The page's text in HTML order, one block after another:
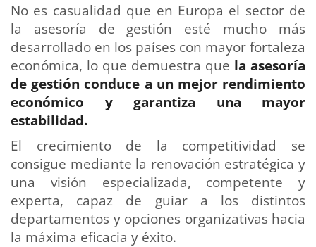
No es casualidad que en Europa el sector de
la asesoría de gestión esté mucho más
desarrollado en los países con mayor fortaleza
económica, lo que demuestra que la asesoría
de gestión conduce a un mejor rendimiento
económico y garantiza una mayor
estabilidad.
El crecimiento de la competitividad se
consigue mediante la renovación estratégica y
una visión especializada, competente y
experta, capaz de guiar a los distintos
departamentos y opciones organizativas hacia
la máxima eficacia y éxito.